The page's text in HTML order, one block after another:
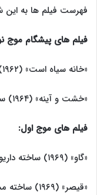
فهرست فیلم ها به
فیلم های پیشگام موج
«خانه سیاه است» (۱۹۶۲) ساخته
«خشت و آینه» (۱۹۶۴) ساخته
فیلم های موج اول:
«گاو» (۱۹۶۹) ساخته داریوش مهرجویی
«قیصر» (۱۹۶۹) ساخته مسعود کیمیایی